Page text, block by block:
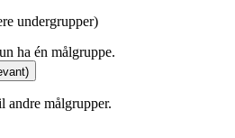
undergrupper)
ha én målgruppe.
andre målgrupper.